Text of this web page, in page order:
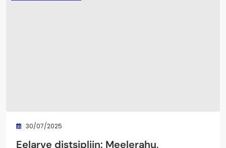
30/07/2025
Eelarve distsipliin: Meelerahu,